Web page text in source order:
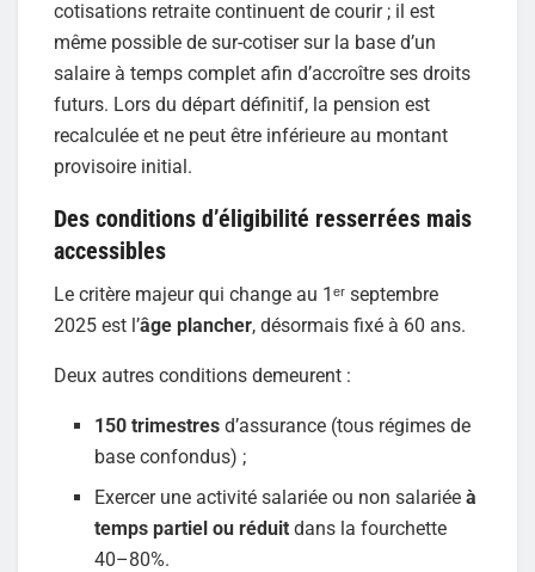
cotisations retraite continuent de courir ; il est
même possible de sur-cotiser sur la base d’un
salaire à temps complet afin d’accroître ses droits
futurs. Lors du départ définitif, la pension est
recalculée et ne peut être inférieure au montant
provisoire initial.
Des conditions d’éligibilité resserrées mais
accessibles
Le critère majeur qui change au 1ᵉʳ septembre
2025 est l’âge plancher, désormais fixé à 60 ans.
Deux autres conditions demeurent :
150 trimestres d’assurance (tous régimes de
base confondus) ;
Exercer une activité salariée ou non salariéeà
temps partiel ou réduit dans la fourchette
40–80%.